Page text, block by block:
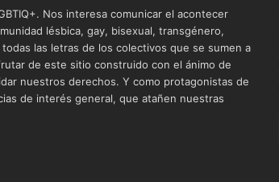
Nos interesa comunicar el acontecer
lésbica, gay, bisexual, transgénero,
las letras de los colectivos que se sumen a
de este sitio construido con el ánimo de
nuestros derechos. Y como protagonistas de
de interés general, que atañen nuestras